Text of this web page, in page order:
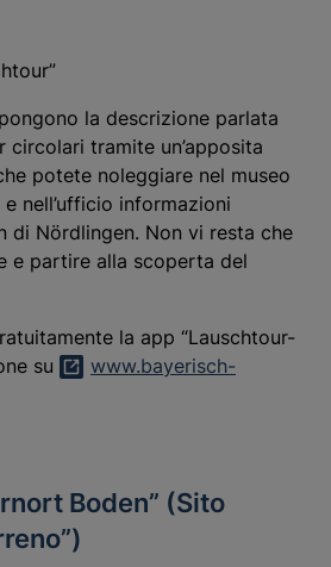
la descrizione parlata
circolari tramite un’apposita
potete noleggiare nel museo
e nell’ufficio informazioni
di Nördlingen. Non vi resta che
e partire alla scoperta del
la app “Lauschtour-
su
www.bayerisch-
Boden” (Sito